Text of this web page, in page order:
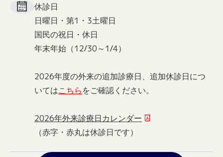
休診日
日曜日・第1・3土曜日
国民の祝日・休日
年末年始（12/30～1/4）
2026年度の外来の追加診療日、追加休診日につ
いてはこちらをご確認ください。
2026年外来診療日カレンダー
（赤字・赤丸は休診日です）